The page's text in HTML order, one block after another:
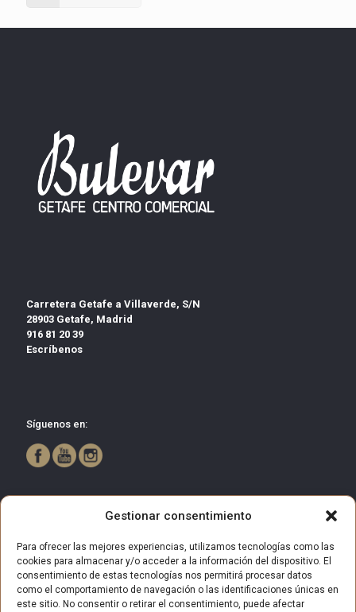
Gestionar consentimiento
Para ofrecer las mejores experiencias, utilizamos tecnologías como las
cookies para almacenar y/o acceder a la información del dispositivo. El
consentimiento de estas tecnologías nos permitirá procesar datos
como el comportamiento de navegación o las identificaciones únicas en
este sitio. No consentir o retirar el consentimiento, puede afectar
Carretera Getafe a Villaverde, S/N
28903 Getafe, Madrid
916 81 20 39
Escríbenos
Síguenos en: